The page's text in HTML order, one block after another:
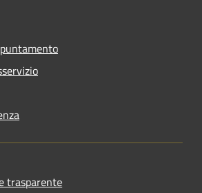
trasparente